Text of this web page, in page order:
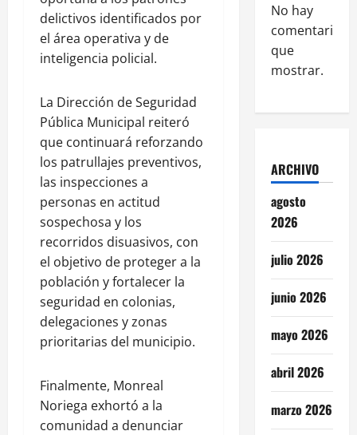
delictivos identificados por
el área operativa y de
inteligencia policial.
La Dirección de Seguridad
Pública Municipal reiteró
que continuará reforzando
los patrullajes preventivos,
las inspecciones a
personas en actitud
sospechosa y los
recorridos disuasivos, con
el objetivo de proteger a la
población y fortalecer la
seguridad en colonias,
delegaciones y zonas
prioritarias del municipio.
Finalmente, Monreal
Noriega exhortó a la
comunidad a denunciar
No hay
comentarios
que
mostrar.
ARCHIVO
agosto
2026
julio 2026
junio 2026
mayo 2026
abril 2026
marzo 2026